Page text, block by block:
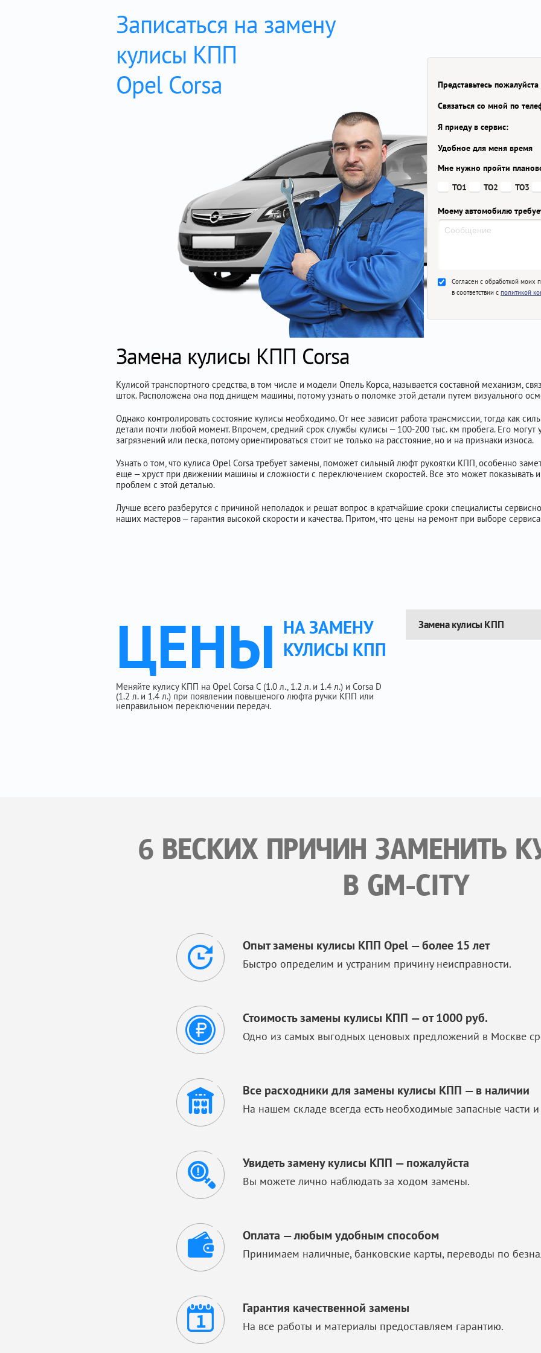
Записаться на замену
кулисы КПП
Opel Corsa
Представьтесь пожалуйста
Связаться со мной по
Я приеду в сервис:
Удобное для меня время
Мне нужно пройти
ТО1
ТО2 ТО3
Моему автомобилю
Согласен с обработкой моих
в соответствии с политикой
Замена кулисы КПП Corsa
Кулисой транспортного средства, в том числе и модели Опель Корса, называется составной механизм,
шток. Расположена она под днищем машины, потому узнать о поломке этой детали путем визуального
Однако контролировать состояние кулисы необходимо. От нее зависит работа трансмиссии, тогда как
детали почти любой момент. Впрочем, средний срок службы кулисы – 100-200 тыс. км пробега. Его могут
загрязнений или песка, потому ориентироваться стоит не только на расстояние, но и на признаки износа.
Узнать о том, что кулиса Opel Corsa требует замены, поможет сильный люфт рукоятки КПП, особенно
еще – хруст при движении машины и сложности с переключением скоростей. Все это может показывать
проблем с этой деталью.
Лучше всего разберутся с причиной неполадок и решат вопрос в кратчайшие сроки специалисты
наших мастеров – гарантия высокой скорости и качества. Притом, что цены на ремонт при выборе
ЦЕНЫ НА ЗАМЕНУ
КУЛИСЫ КПП
Меняйте кулису КПП на Opel Corsa C (1.0 л., 1.2 л. и 1.4 л.) и Corsa D
(1.2 л. и 1.4 л.) при появлении повышеного люфта ручки КПП или
неправильном переключении передач.
Замена кулисы КПП
6 ВЕСКИХ ПРИЧИН ЗАМЕНИТЬ
В GM-CITY
Опыт замены кулисы КПП Opel — более 15 лет
Быстро определим и устраним причину неисправности.
Стоимость замены кулисы КПП — от 1000 руб.
Одно из самых выгодных ценовых предложений в Москве
Все расходники для замены кулисы КПП — в наличии
На нашем складе всегда есть необходимые запасные части
Увидеть замену кулисы КПП — пожалуйста
Вы можете лично наблюдать за ходом замены.
Оплата — любым удобным способом
Принимаем наличные, банковские карты, переводы по
Гарантия качественной замены
На все работы и материалы предоставляем гарантию.